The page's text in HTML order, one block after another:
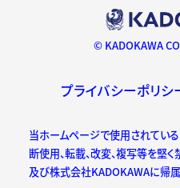
© KADOKAWA
プライバシーポリシ
当ホームページで使用されている
断使用、転載、改変、複写等を堅
及び株式会社KADOKAWAに帰属